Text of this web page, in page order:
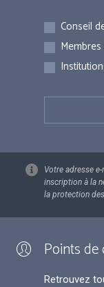
Inscriptions
Conseil
Votre adresse
inscription à la
la protection
Points de
Retrouvez